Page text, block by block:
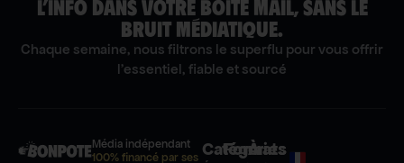
L’INFO DANS VOTRE BOITE MAIL, SANS LE
BRUIT MÉDIATIQUE.
Chaque semaine, nous filtrons le superflu pour vous offrir
l'essentiel, fiable et sourcé
Média indépendant
100% financé par ses Catégories
Formats
À